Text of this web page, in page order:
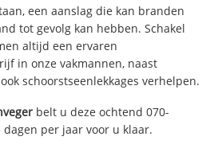
een aanslag die kan branden
tot gevolg kan hebben. Schakel
altijd een ervaren
in onze vakmannen, naast
schoorstseenlekkages verhelpen.
belt u deze ochtend 070-
dagen per jaar voor u klaar.